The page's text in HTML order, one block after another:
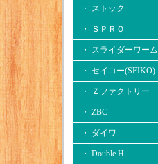
・ ストック
・ ＳＰＲＯ
・ スライダーワーム
・ セイコー(SEIKO)
・ Ｚファクトリー
・ ZBC
・ ダイワ
・ Double.H